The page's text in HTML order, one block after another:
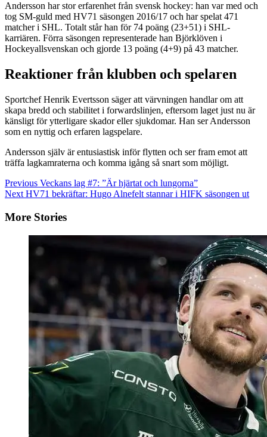
Andersson har stor erfarenhet från svensk hockey: han var med och
tog SM-guld med HV71 säsongen 2016/17 och har spelat 471
matcher i SHL. Totalt står han för 74 poäng (23+51) i SHL-
karriären. Förra säsongen representerade han Björklöven i
Hockeyallsvenskan och gjorde 13 poäng (4+9) på 43 matcher.
Reaktioner från klubben och spelaren
Sportchef Henrik Evertsson säger att värvningen handlar om att
skapa bredd och stabilitet i forwardslinjen, eftersom laget just nu är
känsligt för ytterligare skador eller sjukdomar. Han ser Andersson
som en nyttig och erfaren lagspelare.
Andersson själv är entusiastisk inför flytten och ser fram emot att
träffa lagkamraterna och komma igång så snart som möjligt.
Continue
Reading
Previous Veckans lag #7: ”Är hjärtat och lungorna”
Next HV71 bekräftar: Hugo Alnefelt stannar i HIFK säsongen ut
More Stories